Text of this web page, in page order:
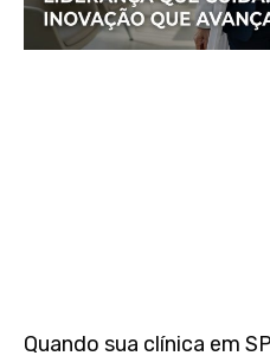
Quando sua clínica em